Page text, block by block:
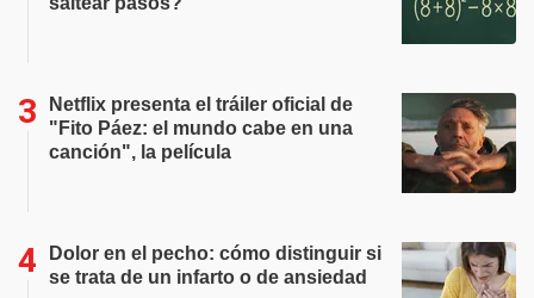
Netflix presenta el tráiler oficial de
"Fito Páez: el mundo cabe en una
canción", la película
Dolor en el pecho: cómo distinguir si
se trata de un infarto o de ansiedad